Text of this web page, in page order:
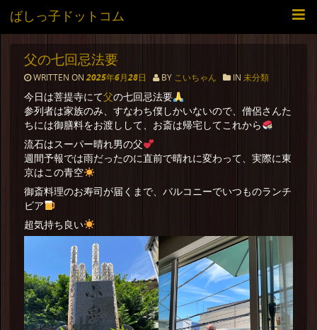
ばしっ子ドットコム
父の七回忌法要
WRITTEN ON 2025年6月28日 BY こいちゃん IN 未分類
今日は菩提寺にて父の七回忌法要
参列者は家族のみ、すなわち僕しかいないので、僧侶さんた
ちには御膳料をお渡しして、お斎は帰宅してこれから
流石はスーパー晴れ男の父
週間予報では雨だったのに直前で晴れに変わって、実際に東
京はこの青空
御斎料理のお寿司が届くまで、バルコニーでいつものランチ
ビア
超気持ち良い